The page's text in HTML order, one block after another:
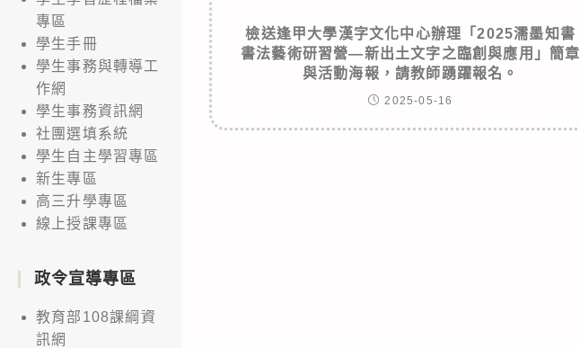
檢送逢甲大學漢字文化中心辦理「2025濡墨知書
書法藝術研習營—新出土文字之臨創與應用」簡章
與活動海報，請教師踴躍報名。
2025-05-16
專區
學生手冊
學生事務與轉導工
作網
學生事務資訊網
社團選填系統
學生自主學習專區
新生專區
高三升學專區
線上授課專區
政令宣導專區
教育部108課綱資
訊網